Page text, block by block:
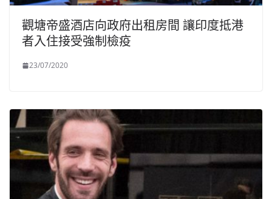
觀塘帝盛酒店向政府出租房間 讓印度抵港
者入住接受強制檢疫
23/07/2020